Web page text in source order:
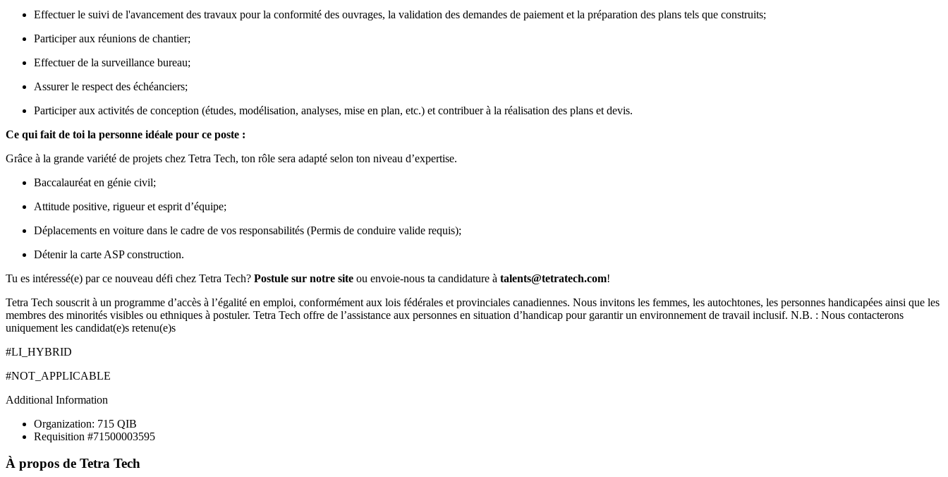
Effectuer le suivi de l'avancement des travaux pour la conformité des ouvrages, la validation des demandes de paiement et la préparation des plans tels que construits;
Participer aux réunions de chantier;
Effectuer de la surveillance bureau;
Assurer le respect des échéanciers;
Participer aux activités de conception (études, modélisation, analyses, mise en plan, etc.) et contribuer à la réalisation des plans et devis.
Ce qui fait de toi la personne idéale pour ce poste :
Grâce à la grande variété de projets chez Tetra Tech, ton rôle sera adapté selon ton niveau d’expertise.
Baccalauréat en génie civil;
Attitude positive, rigueur et esprit d’équipe;
Déplacements en voiture dans le cadre de vos responsabilités (Permis de conduire valide requis);
Détenir la carte ASP construction.
Tu es intéressé(e) par ce nouveau défi chez Tetra Tech? Postule sur notre site ou envoie-nous ta candidature à talents@tetratech.com!
Tetra Tech souscrit à un programme d’accès à l’égalité en emploi, conformément aux lois fédérales et provinciales canadiennes. Nous invitons les femmes, les autochtones, les personnes handicapées ainsi que les
membres des minorités visibles ou ethniques à postuler. Tetra Tech offre de l’assistance aux personnes en situation d’handicap pour garantir un environnement de travail inclusif. N.B. : Nous contacterons
uniquement les candidat(e)s retenu(e)s
#LI_HYBRID
#NOT_APPLICABLE
Additional Information
Organization: 715 QIB
Requisition #71500003595
À propos de Tetra Tech